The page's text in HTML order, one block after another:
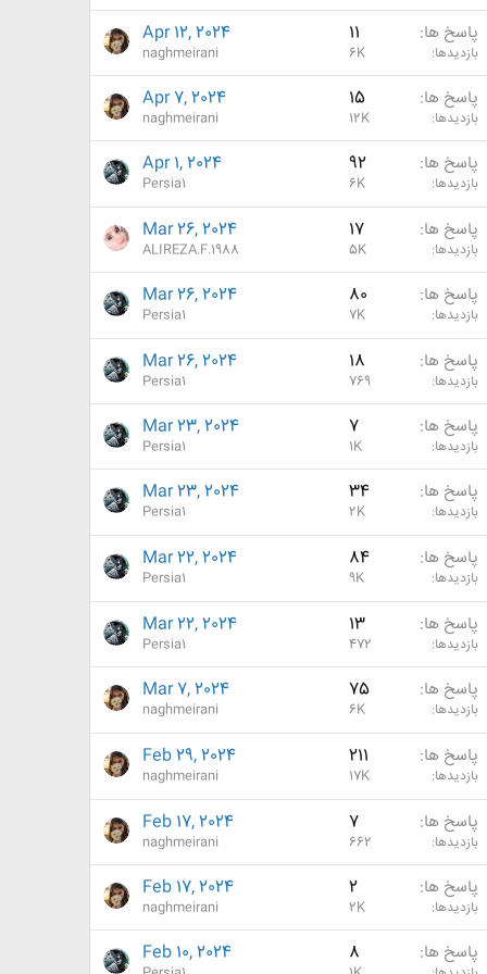
پاسخ ها 11
بازدیدها 6K
Apr 12, 2024
naghmeirani
پاسخ ها 15
بازدیدها 12K
Apr 7, 2024
naghmeirani
پاسخ ها 92
بازدیدها 6K
Apr 1, 2024
Persia1
پاسخ ها 17
بازدیدها 5K
Mar 26, 2024
ALIREZA.F.1988
پاسخ ها 80
بازدیدها 7K
Mar 26, 2024
Persia1
پاسخ ها 18
بازدیدها 769
Mar 26, 2024
Persia1
پاسخ ها 7
بازدیدها 1K
Mar 23, 2024
Persia1
پاسخ ها 34
بازدیدها 2K
Mar 23, 2024
Persia1
پاسخ ها 84
بازدیدها 9K
Mar 22, 2024
Persia1
پاسخ ها 13
بازدیدها 472
Mar 22, 2024
Persia1
پاسخ ها 75
بازدیدها 6K
Mar 7, 2024
naghmeirani
پاسخ ها 211
بازدیدها 17K
Feb 29, 2024
naghmeirani
پاسخ ها 7
بازدیدها 662
Feb 17, 2024
naghmeirani
پاسخ ها 2
بازدیدها 2K
Feb 17, 2024
naghmeirani
پاسخ ها 8
Feb 10, 2024